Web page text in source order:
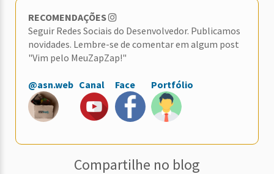
RECOMENDAÇÕES
Seguir Redes Sociais do Desenvolvedor. Publicamos
novidades. Lembre-se de comentar em algum post
"Vim pelo MeuZapZap!"
@asn.web Canal Face Portfólio
Compartilhe no blog